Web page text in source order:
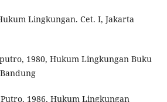
Lingkungan. Cet. I, Jakarta
1980, Hukum Lingkungan Buku
1986, Hukum Lingkungan